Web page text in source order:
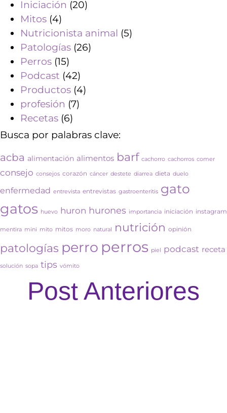
Iniciación (20)
Mitos (4)
Nutricionista animal (5)
Patologías (26)
Perros (15)
Podcast (42)
Productos (4)
profesión (7)
Recetas (6)
Busca por palabras clave:
acba alimentación alimentos barf cachorro cachorros comer
consejo consejos corazón cáncer destete diarrea dieta duelo
enfermedad entrevista entrevistas gastroenteritis gato
gatos huevo huron hurones importancia iniciación instagram
mentira mini mito mitos moro natural nutrición opinión
patologías perro perros piel podcast receta
solución sopa tips vómito
Post Anteriores